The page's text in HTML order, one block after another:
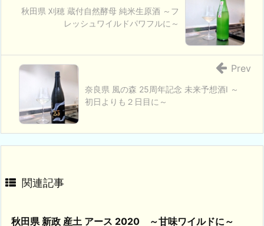
秋田県 刈穂 蔵付自然酵母 純米生原酒 ～フ
レッシュワイルドパワフルに～
奈良県 風の森 25周年記念 未来予想酒Ⅰ ～
初日よりも２日目に～
Prev
関連記事
秋田県 新政 産土 アース 2020 ～甘味ワイルドに～